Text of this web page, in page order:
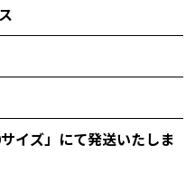
イズ」にて発送いたしま